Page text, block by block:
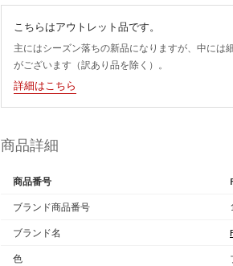
こちらはアウトレット品です。
主にはシーズン落ちの新品になりますが、中には
がございます（訳あり品を除く）。
詳細はこちら
商品詳細
商品番号
ブランド商品番号
ブランド名
色